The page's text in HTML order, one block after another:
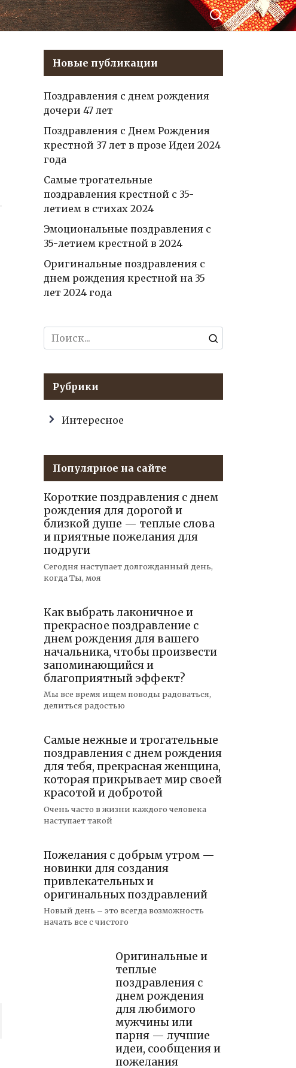
Новые публикации
Поздравления с днем рождения
дочери 47 лет
Поздравления с Днем Рождения
крестной 37 лет в прозе Идеи 2024
года
Самые трогательные
поздравления крестной с 35-
летием в стихах 2024
Эмоциональные поздравления с
35-летием крестной в 2024
Оригинальные поздравления с
днем рождения крестной на 35
лет 2024 года
Search
for:
Рубрики
Интересное
Популярное на сайте
Короткие поздравления с днем
рождения для дорогой и
близкой душе — теплые слова
и приятные пожелания для
подруги
Сегодня наступает долгожданный день,
когда Ты, моя
Как выбрать лаконичное и
прекрасное поздравление с
днем рождения для вашего
начальника, чтобы произвести
запоминающийся и
благоприятный эффект?
Мы все время ищем поводы радоваться,
делиться радостью
Самые нежные и трогательные
поздравления с днем рождения
для тебя, прекрасная женщина,
которая прикрывает мир своей
красотой и добротой
Очень часто в жизни каждого человека
наступает такой
Пожелания с добрым утром —
новинки для создания
привлекательных и
оригинальных поздравлений
Новый день – это всегда возможность
начать все с чистого
Оригинальные и
теплые
поздравления с
днем рождения
для любимого
мужчины или
парня — лучшие
идеи, сообщения и
пожелания
ВКонтакте
незаменимой
сестры важны